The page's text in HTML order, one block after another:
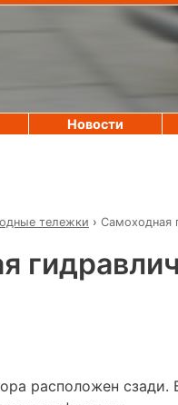
тележки › Самоходная
расположен сзади.
Новости